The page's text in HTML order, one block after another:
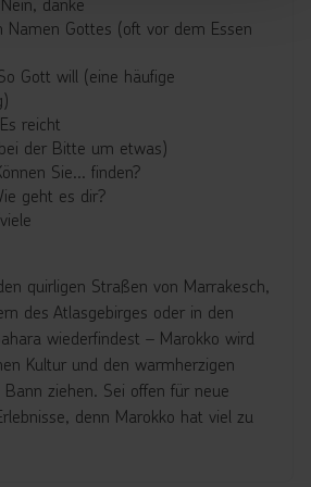
Namen Gottes (oft vor dem Essen
Gott will (eine häufige
reicht
der Bitte um etwas)
Sie... finden?
geht es dir?
quirligen Straßen von Marrakesch,
des Atlasgebirges oder in den
wiederfindest – Marokko wird
Kultur und den warmherzigen
ziehen. Sei offen für neue
denn Marokko hat viel zu